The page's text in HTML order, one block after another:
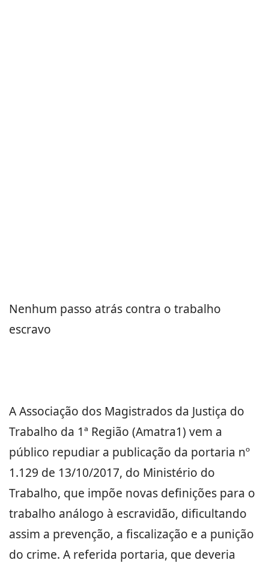
Nenhum passo atrás contra o trabalho
escravo
A Associação dos Magistrados da Justiça do
Trabalho da 1ª Região (Amatra1) vem a
público repudiar a publicação da portaria nº
1.129 de 13/10/2017, do Ministério do
Trabalho, que impõe novas definições para o
trabalho análogo à escravidão, dificultando
assim a prevenção, a fiscalização e a punição
do crime. A referida portaria, que deveria